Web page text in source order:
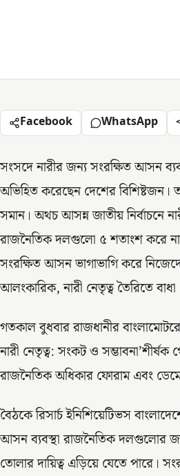
Facebook WhatsApp
সংসদে নারীর জন্য সংরক্ষিত আসন
অভিহিত করেছেন দেশের বিশিষ্টজন।
সমান। অথচ আসন্ন জাতীয় নির্বাচনে
রাজনৈতিক দলগুলো ৫ শতাংশ করে
সংরক্ষিত আসন ভাগাভাগি করে
আলংকারিক, নারী নেতৃত্ব তৈরিতে
গতকাল বুধবার রাজধানীর
নারী নেতৃত্ব: সংকট ও
রাজনৈতিক অধিকার ফোরাম এবং
বৈঠকে রিসার্চ ইনিশিয়েটিভস
আসন ব্যবস্থা রাজনৈতিক দলগুলোর
তোলার দায়িত্ব এড়িয়ে যেতে পারে।